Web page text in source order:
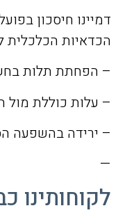
דמיינו חיסכון
הכדאיות
– הפחתת תלות
– עלות כוללת מול
– ירידה בהשפעה
—